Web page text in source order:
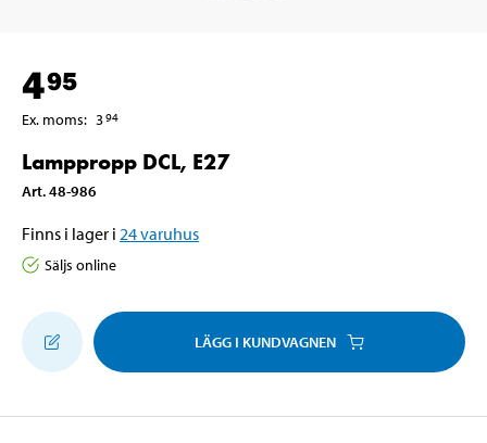
495
Ex. moms: 394
Lamppropp DCL, E27
Art.48-986
Finns i lager i 24varuhus
Säljs online
LÄGG I KUNDVAGNEN